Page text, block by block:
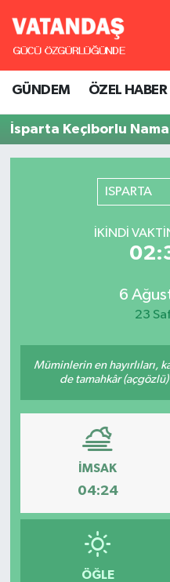
GÜNDEM ÖZEL HABER
İsparta Keçiborlu
ISPARTA
İKINDI
6
23
Müminlerin en hayırlıları,
de tamahkâr
İMSAK
04:24
ÖĞLE
GÜNDEM
Hava Durumu
Süper Lig Puan
Tüm Manşetler